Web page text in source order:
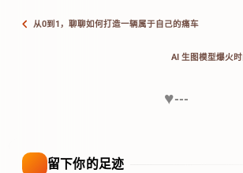
从0到1，聊聊如何打造一辆属于自己的痛车
AI 生图模型爆火时
♥---
留下你的足迹